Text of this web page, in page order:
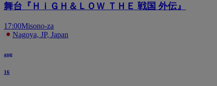
舞台『ＨｉＧＨ＆ＬＯＷ ＴＨＥ 戦国 外伝』
17:00Misono-za
Nagoya, JP, Japan
aug
16